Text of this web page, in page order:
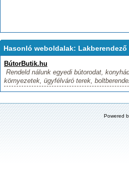
Hasonló weboldalak: Lakberendező
BútorButik.hu
Rendeld nálunk egyedi bútorodat,
környezetek, ügyfélváró terek,
Powered